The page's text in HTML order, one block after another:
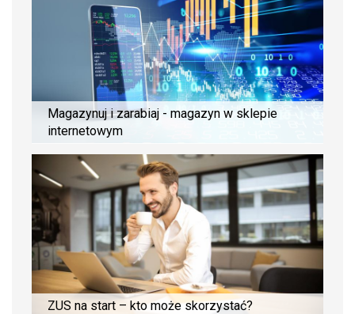
Magazynuj i zarabiaj - magazyn w sklepie
internetowym
ZUS na start – kto może skorzystać?